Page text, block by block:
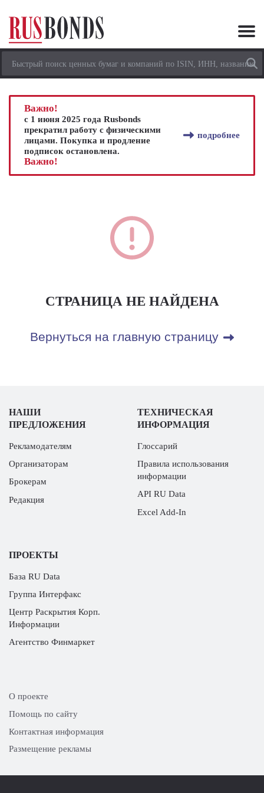
Важно!
с 1 июня 2025 года Rusbonds
прекратил работу с физическими
лицами. Покупка и продление
подписок остановлена.
подробнее
Важно!
СТРАНИЦА НЕ НАЙДЕНА
Вернуться на главную страницу
НАШИ
ПРЕДЛОЖЕНИЯ
Рекламодателям
Организаторам
Брокерам
Редакция
ТЕХНИЧЕСКАЯ
ИНФОРМАЦИЯ
Глоссарий
Правила использования
информации
API RU Data
Excel Add-In
ПРОЕКТЫ
База RU Data
Группа Интерфакс
Центр Раскрытия Корп.
Информации
Агентство Финмаркет
О проекте
Помощь по сайту
Контактная информация
Размещение рекламы